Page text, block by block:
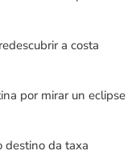
a costa
por mirar un eclipse
destino da taxa